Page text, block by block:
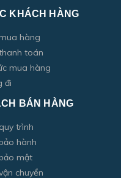
KHÁCH HÀNG
hàng
toán
mua hàng
đi
BÁN HÀNG
trình
hành
mật
chuyển